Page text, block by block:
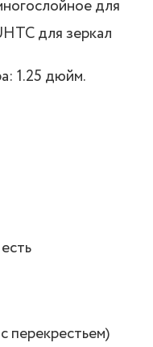
для
для зеркал
1.25 дюйм.
перекрестьем)